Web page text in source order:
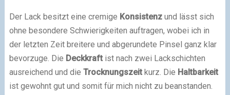
Der Lack besitzt eine cremige Konsistenzund lässt sich
ohne besondere Schwierigkeiten auftragen, wobei ich in
der letzten Zeit breitere und abgerundete Pinsel ganz klar
bevorzuge. Die Deckkraftist nach zwei Lackschichten
ausreichend und die Trocknungszeitkurz. Die Haltbarkeit
ist gewohnt gut und somit für mich nicht zu beanstanden.